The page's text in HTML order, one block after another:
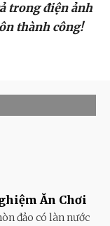
trong điện ảnh
thành công!
Ăn Chơi
đảo có làn nước